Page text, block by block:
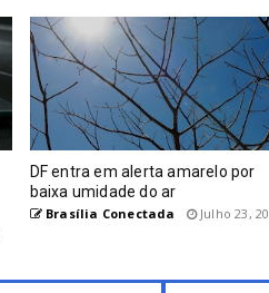
DF entra em alerta amarelo por
baixa umidade do ar
Brasília Conectada Julho 23,